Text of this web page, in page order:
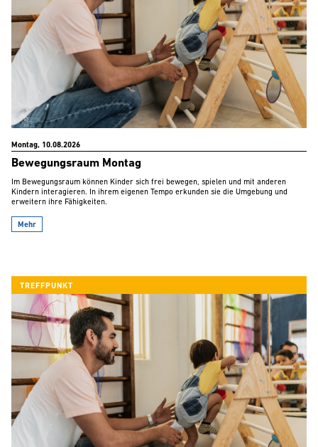
Montag, 10.08.2026
Bewegungsraum Montag
Im Bewegungsraum können Kinder sich frei bewegen, spielen und mit anderen
Kindern interagieren. In ihrem eigenen Tempo erkunden sie die Umgebung und
erweitern ihre Fähigkeiten.
Mehr
TREFFPUNKT